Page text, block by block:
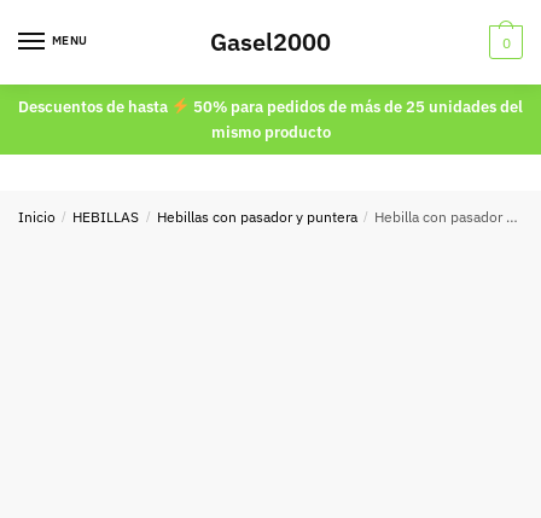
MENU Gasel2000 0
Descuentos de hasta
50% para pedidos de más de 25 unidades del
mismo producto
Inicio / HEBILLAS / Hebillas con pasador y puntera / Hebilla con pasador y puntera 35mm oro 9114